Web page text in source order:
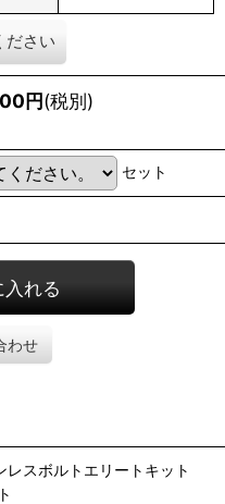
ださい
円(税別)
セット
入れる
わせ
スボルトエリートキット